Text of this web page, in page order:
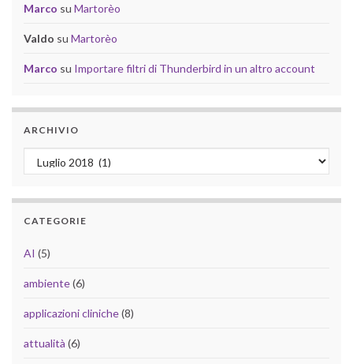
Marco su Martorèo
Valdo su Martorèo
Marco su Importare filtri di Thunderbird in un altro account
ARCHIVIO
Archivio
CATEGORIE
AI (5)
ambiente(6)
applicazioni cliniche(8)
attualità (6)